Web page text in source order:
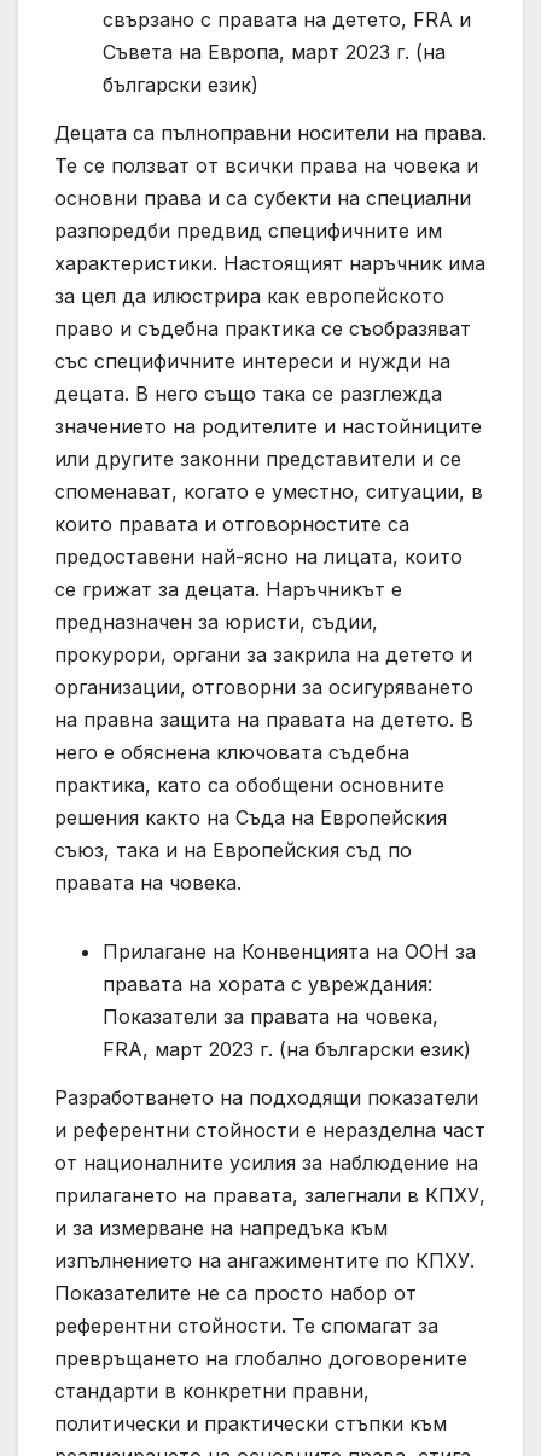
свързано с правата на детето, FRA и
Съвета на Европа, март 2023 г. (на
български език)
Децата са пълноправни носители на права.
Те се ползват от всички права на човека и
основни права и са субекти на специални
разпоредби предвид специфичните им
характеристики. Настоящият наръчник има
за цел да илюстрира как европейското
право и съдебна практика се съобразяват
със специфичните интереси и нужди на
децата. В него също така се разглежда
значението на родителите и настойниците
или другите законни представители и се
споменават, когато е уместно, ситуации, в
които правата и отговорностите са
предоставени най-ясно на лицата, които
се грижат за децата. Наръчникът е
предназначен за юристи, съдии,
прокурори, органи за закрила на детето и
организации, отговорни за осигуряването
на правна защита на правата на детето. В
него е обяснена ключовата съдебна
практика, като са обобщени основните
решения както на Съда на Европейския
съюз, така и на Европейския съд по
правата на човека.
Прилагане на Конвенцията на ООН за
правата на хората с увреждания:
Показатели за правата на човека,
FRA, март 2023 г. (на български език)
Разработването на подходящи показатели
и референтни стойности е неразделна част
от националните усилия за наблюдение на
прилагането на правата, залегнали в КПХУ,
и за измерване на напредъка към
изпълнението на ангажиментите по КПХУ.
Показателите не са просто набор от
референтни стойности. Те спомагат за
превръщането на глобално договорените
стандарти в конкретни правни,
политически и практически стъпки към